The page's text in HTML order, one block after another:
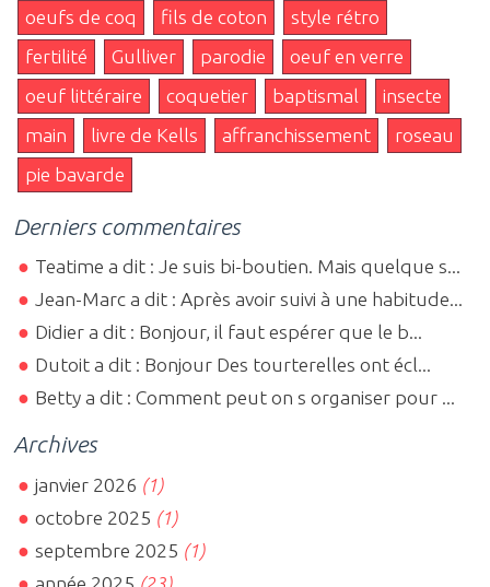
oeufs de coq
fils de coton
style rétro
fertilité
Gulliver parodie
oeuf en verre
oeuf littéraire
coquetier baptismal
insecte
main
livre de Kells affranchissement
roseau
pie bavarde
Derniers commentaires
Teatime a dit : Je suis bi-boutien. Mais quelque s...
Jean-Marc a dit : Après avoir suivi à une habitude...
Didier a dit : Bonjour, il faut espérer que le b...
Dutoit a dit : Bonjour Des tourterelles ont écl...
Betty a dit : Comment peut on s organiser pour ...
Archives
janvier 2026 (1)
octobre 2025 (1)
septembre 2025 (1)
année 2025 (23)